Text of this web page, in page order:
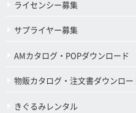
ライセンシー募集
サプライヤー募集
AMカタログ・POPダウンロード
物販カタログ・注文書ダウンロー
きぐるみレンタル